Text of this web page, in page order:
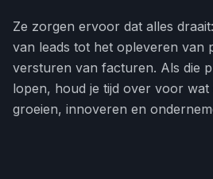
Ze zorgen ervoor dat alles
van leads tot het opleveren van
versturen van facturen. Als die
lopen, houd je tijd over voor
groeien, innoveren en